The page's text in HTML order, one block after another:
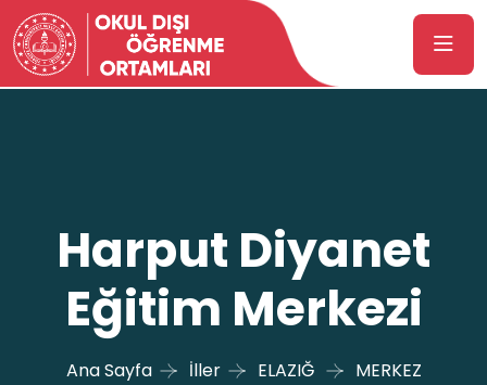
Harput Diyanet
Eğitim Merkezi
Ana Sayfa İller ELAZIĞ MERKEZ